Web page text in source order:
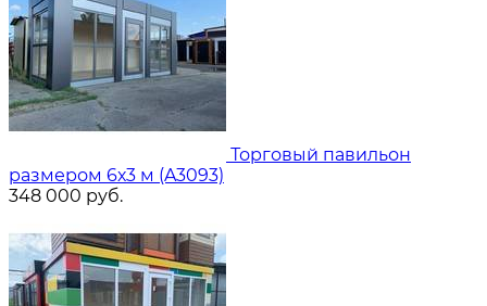
Торговый павильон
размером 6х3 м (A3093)
348 000 руб.